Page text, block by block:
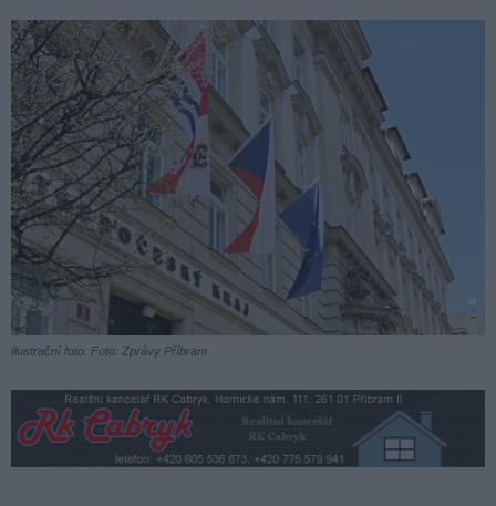
Ilustrační foto. Foto: Zprávy Příbram